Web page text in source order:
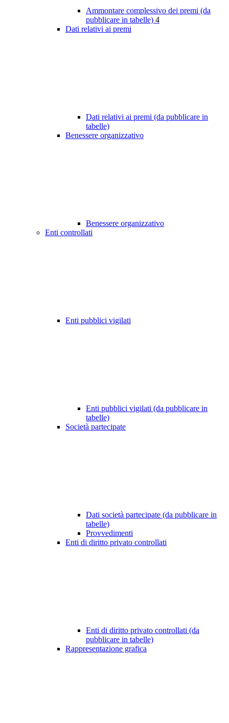
Ammontare complessivo dei premi (da
pubblicare in tabelle) 4
Dati relativi ai premi
Dati relativi ai premi (da pubblicare in
tabelle)
Benessere organizzativo
Benessere organizzativo
Enti controllati
Enti pubblici vigilati
Enti pubblici vigilati (da pubblicare in
tabelle)
Società partecipate
Dati società partecipate (da pubblicare in
tabelle)
Provvedimenti
Enti di diritto privato controllati
Enti di diritto privato controllati (da
pubblicare in tabelle)
Rappresentazione grafica